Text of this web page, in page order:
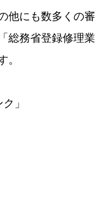
他にも数多くの審
総務省登録修理業
」